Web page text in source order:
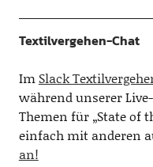
Textilvergehen-Chat
Im Slack
während unserer
Themen für „State of
einfach mit anderen
an!